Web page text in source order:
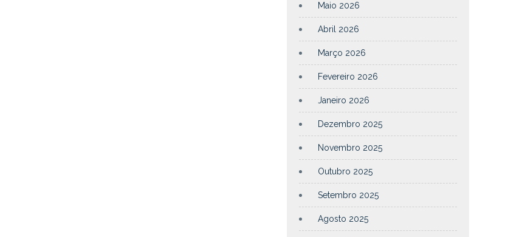
Maio 2026
Abril 2026
Março 2026
Fevereiro 2026
Janeiro 2026
Dezembro 2025
Novembro 2025
Outubro 2025
Setembro 2025
Agosto 2025